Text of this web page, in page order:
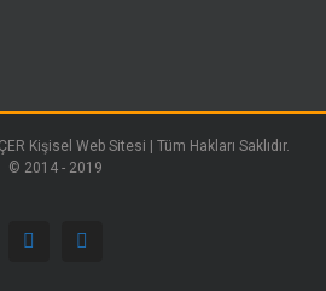
Kişisel Web Sitesi | Tüm Hakları Saklıdır.
© 2014 - 2019
Facebook